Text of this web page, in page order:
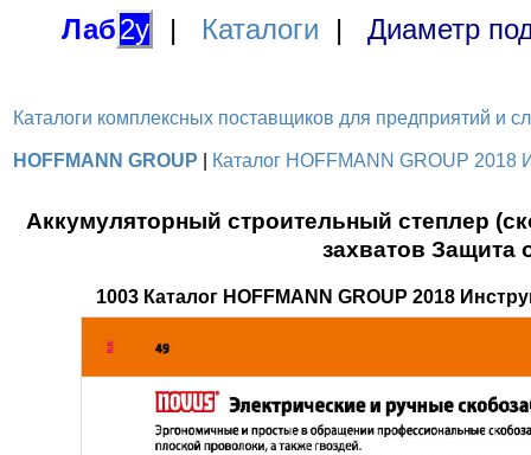
Лаб2у | Каталоги | Диаметр
Каталоги комплексных поставщиков для предприятий и
HOFFMANN GROUP Каталог HOFFMANN GROUP 2018
Аккумуляторный строительный степлер
захватов Защита
1003 Каталог HOFFMANN GROUP 2018